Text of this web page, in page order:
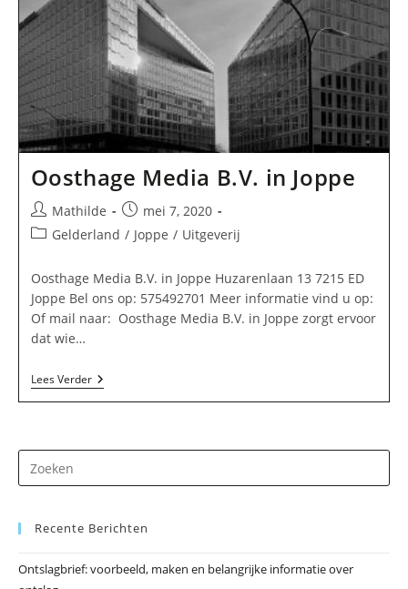
Oosthage Media B.V. in Joppe
Bericht
auteur:
Mathilde
Bericht
gepubliceerd
mei 7, 2020
Berichtcategorie:
Gelderland / Joppe / Uitgeverij
Oosthage Media B.V. in Joppe Huzarenlaan 13 7215 ED
Joppe Bel ons op: 575492701 Meer informatie vind u op:
Of mail naar: Oosthage Media B.V. in Joppe zorgt ervoor
dat wie…
Lees VerderOosthage
Media
op
Recente Berichten
Ontslagbrief: voorbeeld, maken en belangrijke informatie over